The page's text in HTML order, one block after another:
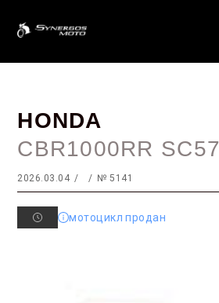
HONDA
CBR1000RR SC57
2026.03.04 № 5141
мотоцикл продан